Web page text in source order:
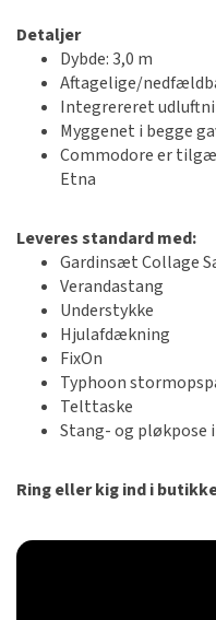
Detaljer
Dybde: 3,0 m
Aftagelige/
Integrereret
Myggenet i begge
Commodore er
Etna
Leveres standard med:
Gardinsæt Collage
Verandastang
Understykke
Hjulafdækning
FixOn
Typhoon
Telttaske
Stang- og pløkpose
Ring eller kig ind i